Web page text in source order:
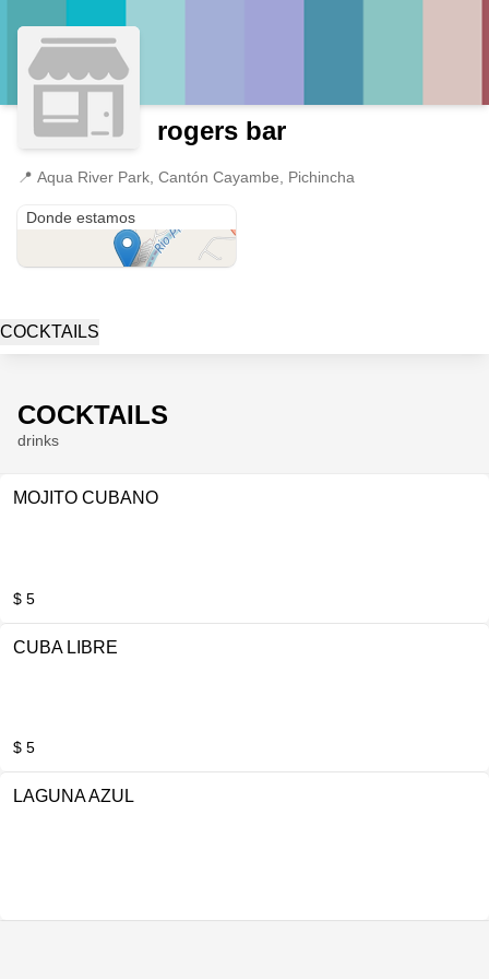
rogers bar
📍 Aqua River Park, Cantón Cayambe, Pichincha
Donde estamos
COCKTAILS
COCKTAILS
drinks
MOJITO CUBANO
$ 5
CUBA LIBRE
$ 5
LAGUNA AZUL